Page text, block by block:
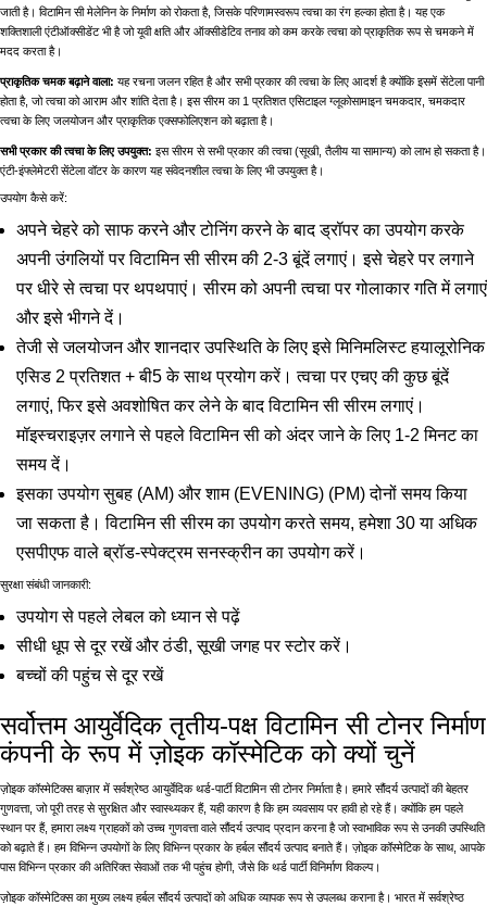
जाती है। विटामिन सी मेलेनिन के निर्माण को रोकता है, जिसके परिणामस्वरूप त्वचा का रंग हल्का होता है। यह एक
शक्तिशाली एंटीऑक्सीडेंट भी है जो यूवी क्षति और ऑक्सीडेटिव तनाव को कम करके त्वचा को प्राकृतिक रूप से चमकने में
मदद करता है।
प्राकृतिक चमक बढ़ाने वाला: यह रचना जलन रहित है और सभी प्रकार की त्वचा के लिए आदर्श है क्योंकि इसमें सेंटेला पानी
होता है, जो त्वचा को आराम और शांति देता है। इस सीरम का 1 प्रतिशत एसिटाइल ग्लूकोसामाइन चमकदार, चमकदार
त्वचा के लिए जलयोजन और प्राकृतिक एक्सफोलिएशन को बढ़ाता है।
सभी प्रकार की त्वचा के लिए उपयुक्त: इस सीरम से सभी प्रकार की त्वचा (सूखी, तैलीय या सामान्य) को लाभ हो सकता है।
एंटी-इंफ्लेमेटरी सेंटेला वॉटर के कारण यह संवेदनशील त्वचा के लिए भी उपयुक्त है।
उपयोग कैसे करें:
अपने चेहरे को साफ करने और टोनिंग करने के बाद ड्रॉपर का उपयोग करके
अपनी उंगलियों पर विटामिन सी सीरम की 2-3 बूंदें लगाएं। इसे चेहरे पर लगाने
पर धीरे से त्वचा पर थपथपाएं। सीरम को अपनी त्वचा पर गोलाकार गति में लगाएं
और इसे भीगने दें।
तेजी से जलयोजन और शानदार उपस्थिति के लिए इसे मिनिमलिस्ट हयालूरोनिक
एसिड 2 प्रतिशत + बी5 के साथ प्रयोग करें। त्वचा पर एचए की कुछ बूंदें
लगाएं, फिर इसे अवशोषित कर लेने के बाद विटामिन सी सीरम लगाएं।
मॉइस्चराइज़र लगाने से पहले विटामिन सी को अंदर जाने के लिए 1-2 मिनट का
समय दें।
इसका उपयोग सुबह (AM) और शाम (EVENING) (PM) दोनों समय किया
जा सकता है। विटामिन सी सीरम का उपयोग करते समय, हमेशा 30 या अधिक
एसपीएफ वाले ब्रॉड-स्पेक्ट्रम सनस्क्रीन का उपयोग करें।
सुरक्षा संबंधी जानकारी:
उपयोग से पहले लेबल को ध्यान से पढ़ें
सीधी धूप से दूर रखें और ठंडी, सूखी जगह पर स्टोर करें।
बच्चों की पहुंच से दूर रखें
सर्वोत्तम आयुर्वेदिक तृतीय-पक्ष विटामिन सी टोनर निर्माण
कंपनी के रूप में ज़ोइक कॉस्मेटिक को क्यों चुनें
ज़ोइक कॉस्मेटिक्स बाज़ार में सर्वश्रेष्ठ आयुर्वेदिक थर्ड-पार्टी विटामिन सी टोनर निर्माता है। हमारे सौंदर्य उत्पादों की बेहतर
गुणवत्ता, जो पूरी तरह से सुरक्षित और स्वास्थ्यकर हैं, यही कारण है कि हम व्यवसाय पर हावी हो रहे हैं। क्योंकि हम पहले
स्थान पर हैं, हमारा लक्ष्य ग्राहकों को उच्च गुणवत्ता वाले सौंदर्य उत्पाद प्रदान करना है जो स्वाभाविक रूप से उनकी उपस्थिति
को बढ़ाते हैं। हम विभिन्न उपयोगों के लिए विभिन्न प्रकार के हर्बल सौंदर्य उत्पाद बनाते हैं। ज़ोइक कॉस्मेटिक के साथ, आपके
पास विभिन्न प्रकार की अतिरिक्त सेवाओं तक भी पहुंच होगी, जैसे कि थर्ड पार्टी विनिर्माण विकल्प।
ज़ोइक कॉस्मेटिक्स का मुख्य लक्ष्य हर्बल सौंदर्य उत्पादों को अधिक व्यापक रूप से उपलब्ध कराना है। भारत में सर्वश्रेष्ठ